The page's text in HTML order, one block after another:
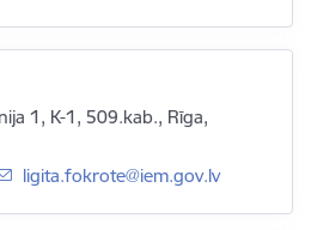
1, K-1, 509.kab., Rīga,
E-pasts:
ligita.fokrote@iem.gov.lv